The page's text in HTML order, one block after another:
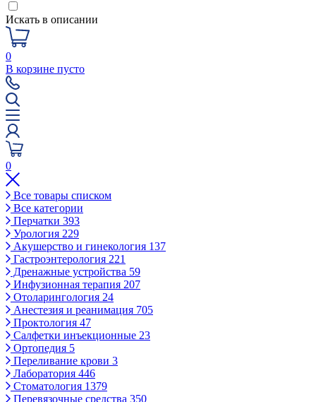
Искать в описании
0
В корзине пусто
0
Все товары списком
Все категории
Перчатки 393
Урология 229
Акушерство и гинекология 137
Гастроэнтерология 221
Дренажные устройства 59
Инфузионная терапия 207
Отоларингология 24
Анестезия и реанимация 705
Проктология 47
Салфетки инъекционные 23
Ортопедия 5
Переливание крови 3
Лаборатория 446
Стоматология 1379
Перевязочные средства 350